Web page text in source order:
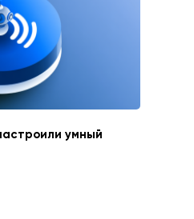
умный